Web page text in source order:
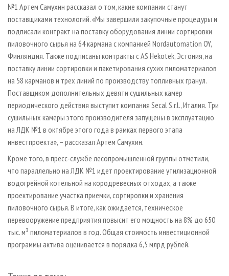
№1 Артем Самухин рассказал о том, какие компании станут
поставщиками технологий. «Мы завершили закупочные процедуры и
подписали контракт на поставку оборудования линии сортировки
пиловочного сырья на 64 кармана с компанией Nordautomation OY,
Финляндия. Также подписаны контракты с AS Hekotek, Эстония, на
поставку линии сортировки и пакетирования сухих пиломатериалов
на 58 карманов и трех линий по производству топливных гранул.
Поставщиком дополнительных девяти сушильных камер
периодического действия выступит компания Secal S.r.l., Италия. Три
сушильных камеры этого производителя запущены в эксплуатацию
на ЛДК №1 в октябре этого года в рамках первого этапа
инвестпроекта», – рассказал Артем Самухин.
Кроме того, в пресс-службе лесопромышленной группы отметили,
что параллельно на ЛДК №1 идет проектирование утилизационной
водогрейной котельной на кородревесных отходах, а также
проектирование участка приемки, сортировки и хранения
пиловочного сырья. В итоге, как ожидается, техническое
перевооружение предприятия повысит его мощность на 8% до 650
тыс. м³ пиломатериалов в год. Общая стоимость инвестиционной
программы актива оценивается в порядка 6,5 млрд рублей.